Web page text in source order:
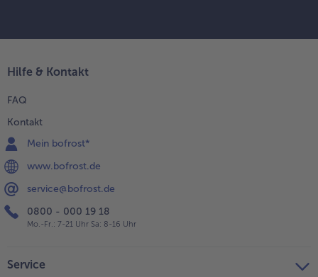
Hilfe & Kontakt
FAQ
Kontakt
Mein bofrost*
www.bofrost.de
service@bofrost.de
0800 - 000 19 18
Mo.-Fr.: 7-21 Uhr Sa: 8-16 Uhr
Service